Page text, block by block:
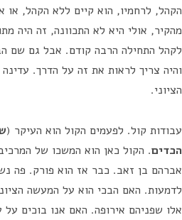
הקהל, לרחמיו, הוא קיים ללא הקהל,
מהקיר, אולי היא לא התכוונה, זה היה
לקהל התחילה הרבה קודם. אבל גם שם
והיה צריך לראות את זה על הדרך.
הציוני.
עבודות קול. לפעמים הקול הוא העיקר (
הכדים. הקול כאן הוא המשכו של
אברהם בן זאב. כבר אז הוא פורק. פה
לדמעות. האם הבכי הוא על המעשה
אלו שפניהם אירופה. האם אנו בוכים